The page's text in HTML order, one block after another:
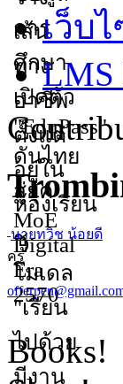
เว็บ
LMS
นายทวิช น้อยดี
ครู
Books!